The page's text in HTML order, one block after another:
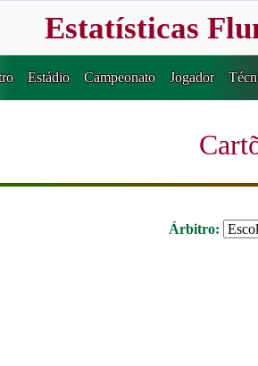
Estatísticas
Estádio Campeonato Jogador
Árbitro: